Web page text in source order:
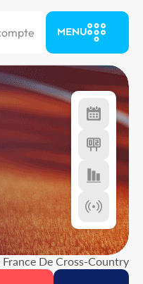
MENU
De Cross-Country